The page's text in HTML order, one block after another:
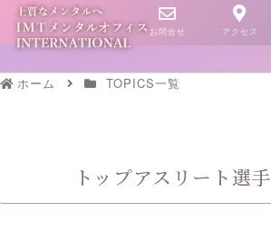
お問合せ アクセス
ホーム TOPICS一覧
トップアスリート選